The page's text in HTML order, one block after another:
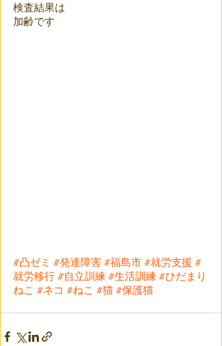
検査結果は
加齢です
#凸ゼミ #発達障害 #福島市 #就労支援 #
就労移行 #自立訓練 #生活訓練 #ひだまり
ねこ #ネコ #ねこ #猫 #保護猫